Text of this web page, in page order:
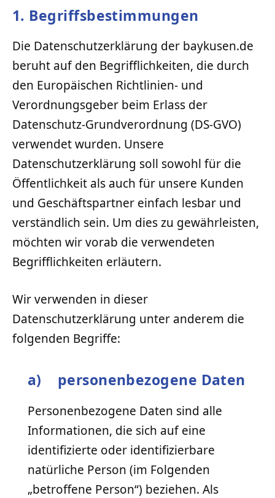
1. Begriffsbestimmungen
Die Datenschutzerklärung der baykusen.de
beruht auf den Begrifflichkeiten, die durch
den Europäischen Richtlinien- und
Verordnungsgeber beim Erlass der
Datenschutz-Grundverordnung (DS-GVO)
verwendet wurden. Unsere
Datenschutzerklärung soll sowohl für die
Öffentlichkeit als auch für unsere Kunden
und Geschäftspartner einfach lesbar und
verständlich sein. Um dies zu gewährleisten,
möchten wir vorab die verwendeten
Begrifflichkeiten erläutern.
Wir verwenden in dieser
Datenschutzerklärung unter anderem die
folgenden Begriffe:
a) personenbezogene Daten
Personenbezogene Daten sind alle
Informationen, die sich auf eine
identifizierte oder identifizierbare
natürliche Person (im Folgenden
„betroffene Person“) beziehen. Als